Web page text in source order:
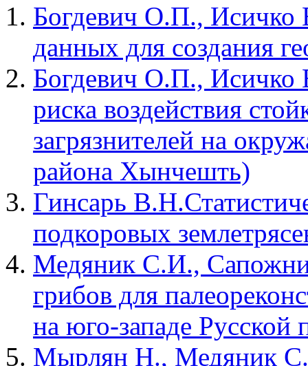
Богдевич О.П., Исичко
данных для создания
Богдевич О.П.,
риска воздействия
загрязнителей на
района Хынчешть)
Гинсарь
подкоровых
Медяник С.И.,
грибов для
на юго-западе Русской
Мырлян Н., Медяник